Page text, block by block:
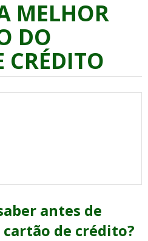
MELHOR
DO
CRÉDITO
antes de
de crédito?